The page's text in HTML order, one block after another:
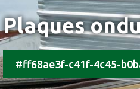
Plaques
#ff68ae3f-c41f-4c45-